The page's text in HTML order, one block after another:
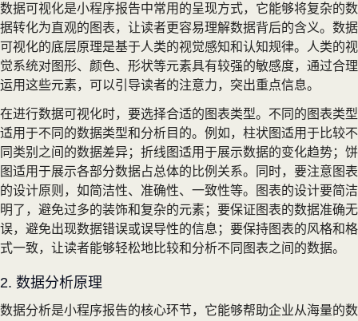
数据可视化是小程序报告中常用的呈现方式，它能够将复杂的数
据转化为直观的图表，让读者更容易理解数据背后的含义。数据
可视化的底层原理是基于人类的视觉感知和认知规律。人类的视
觉系统对图形、颜色、形状等元素具有较强的敏感度，通过合理
运用这些元素，可以引导读者的注意力，突出重点信息。
在进行数据可视化时，要选择合适的图表类型。不同的图表类型
适用于不同的数据类型和分析目的。例如，柱状图适用于比较不
同类别之间的数据差异；折线图适用于展示数据的变化趋势；饼
图适用于展示各部分数据占总体的比例关系。同时，要注意图表
的设计原则，如简洁性、准确性、一致性等。图表的设计要简洁
明了，避免过多的装饰和复杂的元素；要保证图表的数据准确无
误，避免出现数据错误或误导性的信息；要保持图表的风格和格
式一致，让读者能够轻松地比较和分析不同图表之间的数据。
2. 数据分析原理
数据分析是小程序报告的核心环节，它能够帮助企业从海量的数